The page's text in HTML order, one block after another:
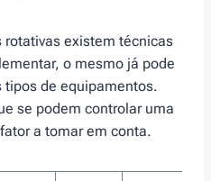
rotativas existem técnicas
o mesmo já pode
tipos de equipamentos.
se podem controlar uma
a tomar em conta.